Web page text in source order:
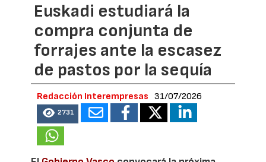
Euskadi estudiará la
compra conjunta de
forrajes ante la escasez
de pastos por la sequía
Redacción Interempresas 31/07/2026
2731